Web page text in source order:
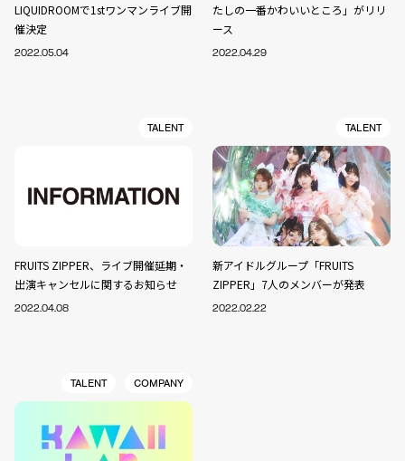
LIQUIDROOMで1stワンマンライブ開
催決定
2022.05.04
たしの一番かわいいところ」がリリ
ース
2022.04.29
TALENT
FRUITS ZIPPER、ライブ開催延期・
出演キャンセルに関するお知らせ
2022.04.08
TALENT
新アイドルグループ「FRUITS
ZIPPER」7人のメンバーが発表
2022.02.22
TALENT COMPANY